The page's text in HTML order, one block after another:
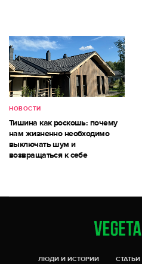
НОВОСТИ
Тишина как роскошь: почему
нам жизненно необходимо
выключать шум и
возвращаться к себе
ЛЮДИ И ИСТОРИИ СТАТЬИ